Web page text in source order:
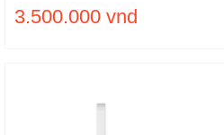
3.500.000 vnd